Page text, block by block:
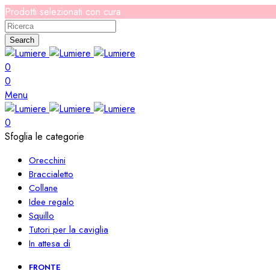
Prodotti selezionati con cura
Search
0
0
Menu
0
Sfoglia le categorie
Orecchini
Braccialetto
Collane
Idee regalo
Squillo
Tutori per la caviglia
In attesa di
FRONTE